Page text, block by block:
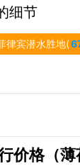
细节
律宾潜水胜地(